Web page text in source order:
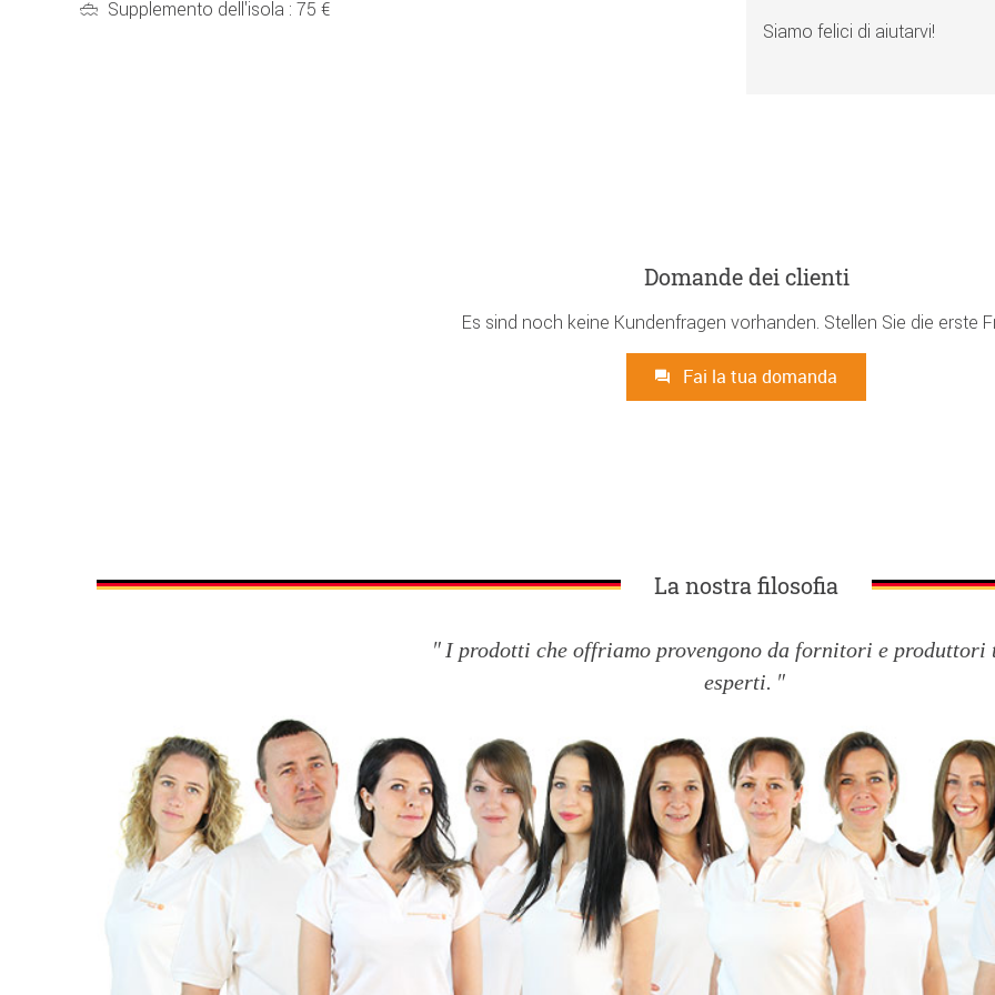
Supplemento dell'isola : 75 €
Siamo felici di aiutarvi!
Domande dei clienti
Es sind noch keine Kundenfragen vorhanden. Stellen Sie die erste
Fai la tua domanda
La nostra filosofia
I prodotti che offriamo provengono da fornitori e produttori
esperti.